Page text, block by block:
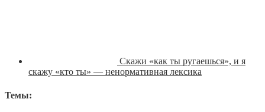
Скажи «как ты ругаешься», и я
скажу «кто ты» — ненормативная лексика
Темы: